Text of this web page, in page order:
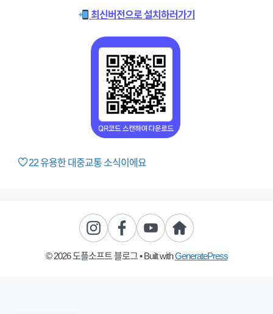
최신버전으로 설치하러가기
22유용한 대중교통 소식이에요
© 2026 도플소프트 블로그• Built withGeneratePress